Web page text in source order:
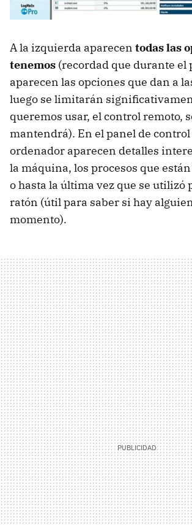
A la izquierda aparecen todas las
tenemos (recordad que durante el
aparecen las opciones que dan a
luego se limitarán
queremos usar, el control remoto,
mantendrá). En el panel de
ordenador aparecen detalles
la máquina, los procesos que
o hasta la última vez que se utilizó
ratón (útil para saber si hay
momento).